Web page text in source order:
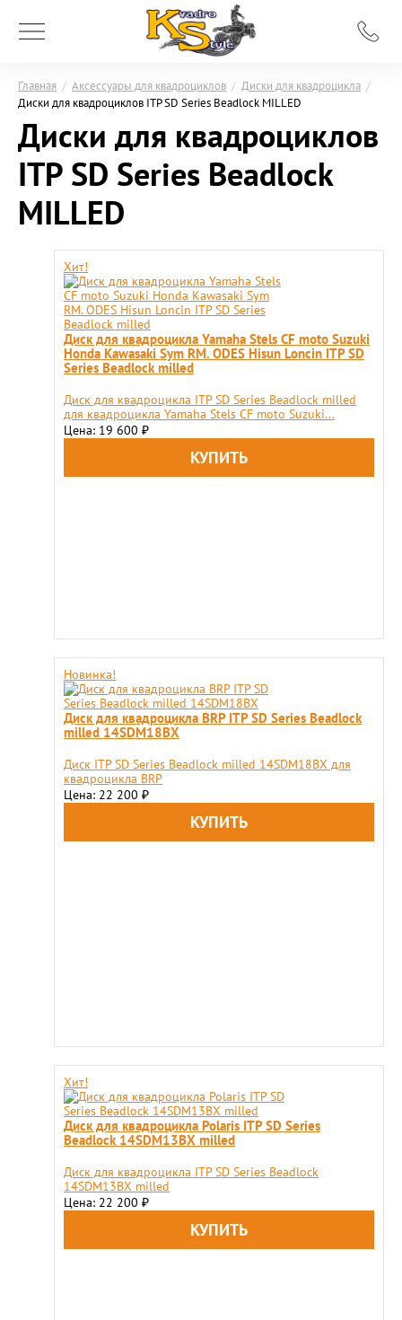
Главная / Аксессуары для квадроциклов / Диски для квадроцикла /
Диски для квадроциклов ITP SD Series Beadlock MILLED
Диски для квадроциклов
ITP SD Series Beadlock
MILLED
Хит!
Диск для квадроцикла Yamaha Stels CF moto Suzuki
Honda Kawasaki Sym RM. ODES Hisun Loncin ITP SD
Series Beadlock milled
Диск для квадроцикла ITP SD Series Beadlock milled
для квадроцикла Yamaha Stels CF moto Suzuki...
Цена: 19 600 ₽
Новинка!
Диск для квадроцикла BRP ITP SD Series Beadlock
milled 14SDM18BX
Диск ITP SD Series Beadlock milled 14SDM18BX для
квадроцикла BRP
Цена: 22 200 ₽
Хит!
Диск для квадроцикла Polaris ITP SD Series
Beadlock 14SDM13BX milled
Диск для квадроцикла ITP SD Series Beadlock
14SDM13BX milled
Цена: 22 200 ₽